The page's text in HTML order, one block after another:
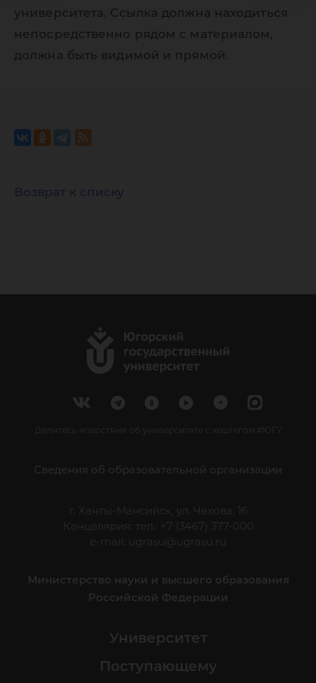
университета. Ссылка должна находиться
непосредственно рядом с материалом,
должна быть видимой и прямой.
Возврат к списку
Делитесь новостями об университете с хештегом #ЮГУ
Сведения об образовательной организации
г. Ханты-Мансийск, ул. Чехова, 16
Канцелярия: тел.: +7 (3467) 377-000
e-mail:
ugrasu@ugrasu.ru
Министерство науки и высшего образования
Российской Федерации
Университет
Поступающему